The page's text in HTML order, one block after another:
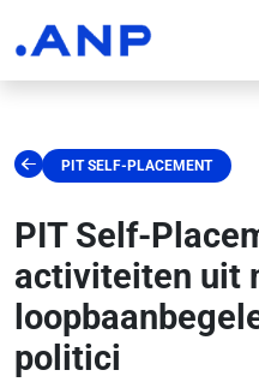
PIT SELF-PLACEMENT
PIT Self-
activiteiten uit
politici